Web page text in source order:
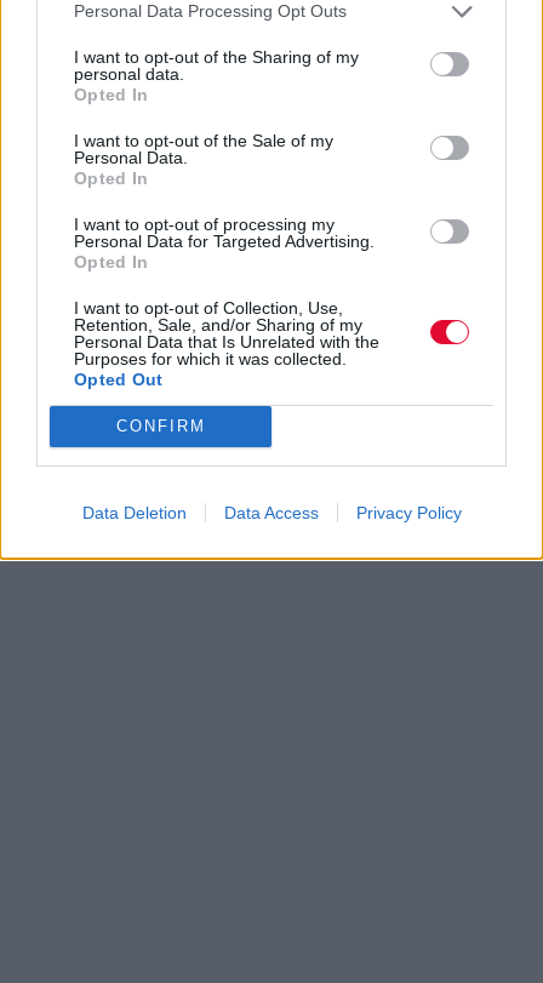
Personal Data Processing Opt Outs
I want to opt-out of the Sharing of my
personal data.
Opted In
I want to opt-out of the Sale of my
Personal Data.
Opted In
I want to opt-out of processing my
Personal Data for Targeted Advertising.
Opted In
I want to opt-out of Collection, Use,
Retention, Sale, and/or Sharing of my
Personal Data that Is Unrelated with the
Purposes for which it was collected.
Opted Out
CONFIRM
Data Deletion Data Access Privacy Policy